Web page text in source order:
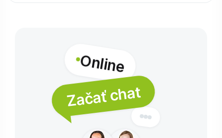
Online
Začať chat